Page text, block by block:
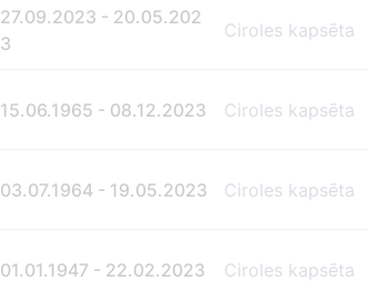
27.09.2023 - 20.05.202
3
Ciroles kapsēta
15.06.1965 - 08.12.2023 Ciroles kapsēta
03.07.1964 - 19.05.2023 Ciroles kapsēta
01.01.1947 - 22.02.2023 Ciroles kapsēta